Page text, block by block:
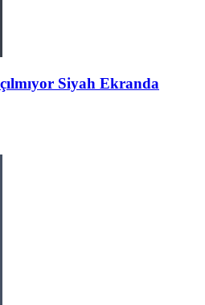
Siyah Ekranda